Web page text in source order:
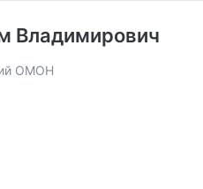
Владимирович
ОМОН